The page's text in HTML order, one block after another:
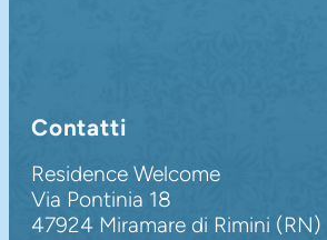
Contatti
Residence Welcome
Via Pontinia 18
47924 Miramare di Rimini (RN)